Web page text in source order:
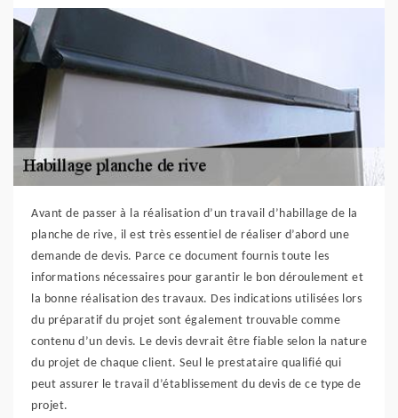
Avant de passer à la réalisation d’un travail d’habillage de la
planche de rive, il est très essentiel de réaliser d’abord une
demande de devis. Parce ce document fournis toute les
informations nécessaires pour garantir le bon déroulement et
la bonne réalisation des travaux. Des indications utilisées lors
du préparatif du projet sont également trouvable comme
contenu d’un devis. Le devis devrait être fiable selon la nature
du projet de chaque client. Seul le prestataire qualifié qui
peut assurer le travail d’établissement du devis de ce type de
projet.